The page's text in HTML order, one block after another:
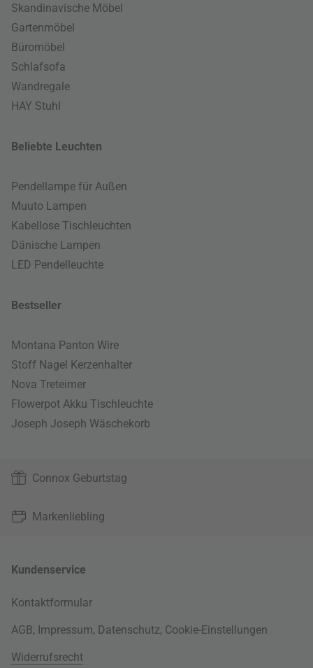
Skandinavische Möbel
Gartenmöbel
Büromöbel
Schlafsofa
Wandregale
HAY Stuhl
Beliebte Leuchten
Pendellampe für Außen
Muuto Lampen
Kabellose Tischleuchten
Dänische Lampen
LED Pendelleuchte
Bestseller
Montana Panton Wire
Stoff Nagel Kerzenhalter
Nova Treteimer
Flowerpot Akku Tischleuchte
Joseph Joseph Wäschekorb
Connox Geburtstag
Markenliebling
Kundenservice
Kontaktformular
AGB, Impressum, Datenschutz, Cookie-Einstellungen
Widerrufsrecht